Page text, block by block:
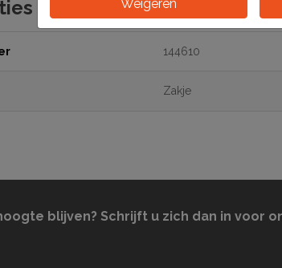
144610
Zakje
blijven? Schrijft u zich dan in voor
Weigeren